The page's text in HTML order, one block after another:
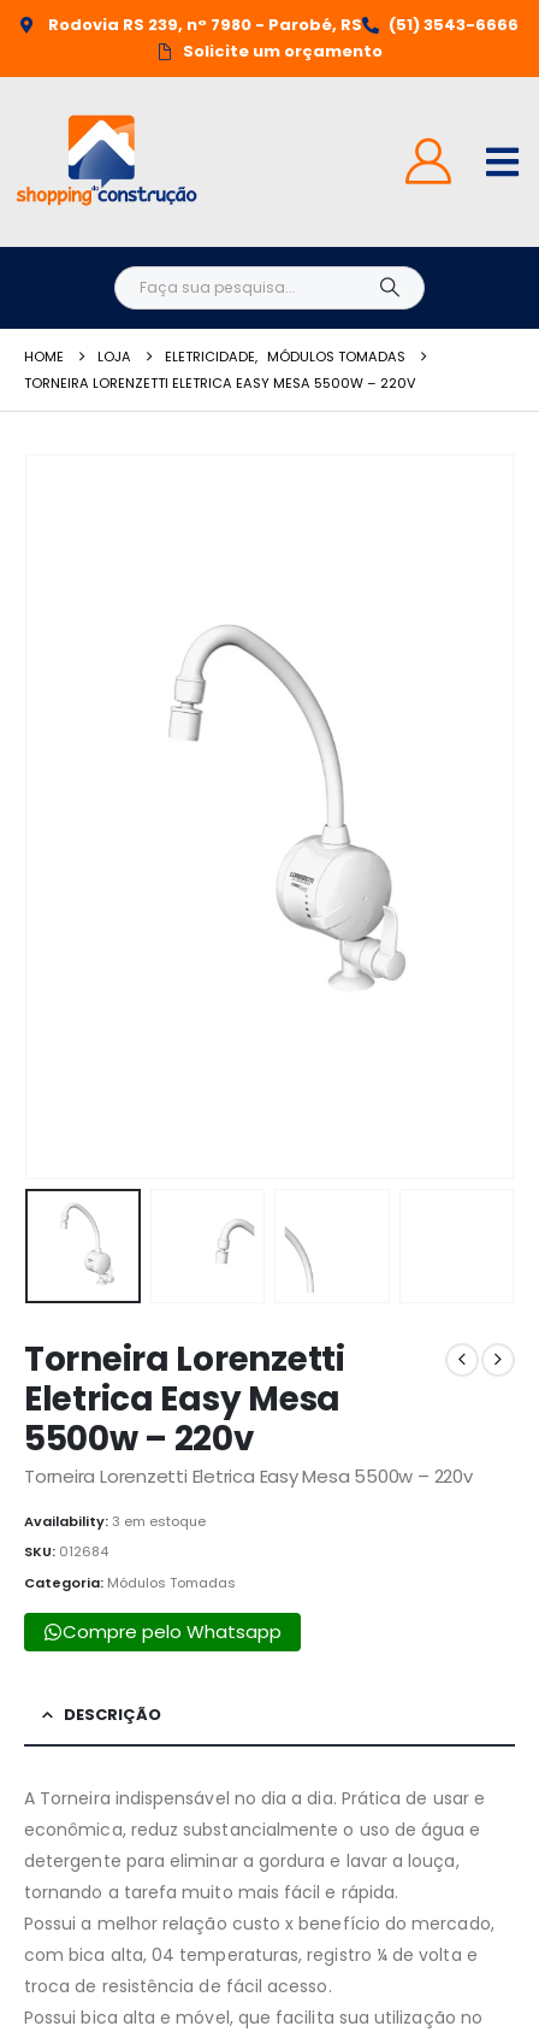
Rodovia RS 239, n° 7980 - Parobé, RS
(51) 3543-6666
Solicite um orçamento
HOME LOJA ELETRICIDADE, MÓDULOS TOMADAS
TORNEIRA LORENZETTI ELETRICA EASY MESA 5500W – 220V
Torneira Lorenzetti
Eletrica Easy Mesa
5500w – 220v
Torneira Lorenzetti Eletrica Easy Mesa 5500w – 220v
Availability:3 em estoque
SKU: 012684
Categoria: Módulos Tomadas
Compre pelo Whatsapp
DESCRIÇÃO
A Torneira indispensável no dia a dia. Prática de usar e
econômica, reduz substancialmente o uso de água e
detergente para eliminar a gordura e lavar a louça,
tornando a tarefa muito mais fácil e rápida.
Possui a melhor relação custo x benefício do mercado,
com bica alta, 04 temperaturas, registro ¼ de volta e
troca de resistência de fácil acesso.
Possui bica alta e móvel, que facilita sua utilização no